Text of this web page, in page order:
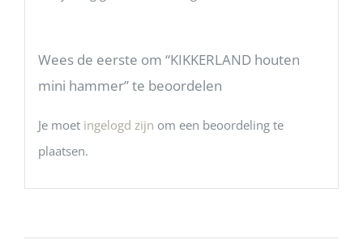
Wees de eerste om “KIKKERLAND houten
mini hammer” te beoordelen
Je moet ingelogd zijn om een beoordeling te
plaatsen.